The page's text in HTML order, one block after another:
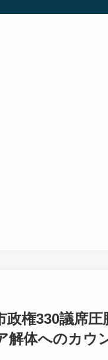
政権330議席
解体へのカウ